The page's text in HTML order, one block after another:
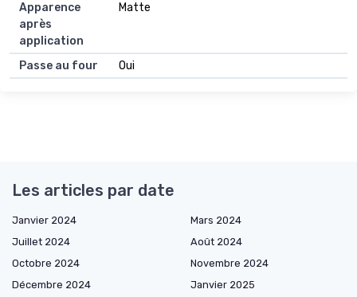
Apparence
après
application
Matte
Passe au four Oui
Les articles par date
Janvier 2024
Mars 2024
Juillet 2024
Août 2024
Octobre 2024
Novembre 2024
Décembre 2024
Janvier 2025